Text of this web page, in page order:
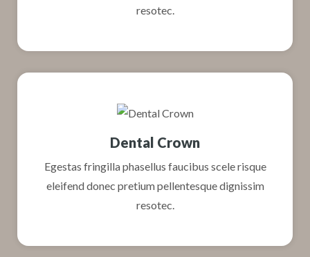
resotec.
Dental Crown
Egestas fringilla phasellus faucibus scele risque
eleifend donec pretium pellentesque dignissim
resotec.